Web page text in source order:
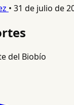
• 31 de julio de
del Biobío